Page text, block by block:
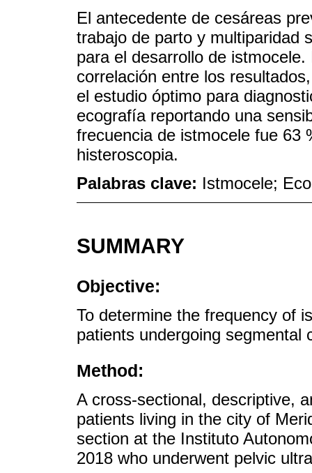
El antecedente de cesáreas
trabajo de parto y multiparidad
para el desarrollo de
correlación entre los
el estudio óptimo para
ecografía reportando una
frecuencia de istmocele fue 63
histeroscopia.
Palabras clave: Istmocele;
SUMMARY
Objective:
To determine the frequency of
patients undergoing segmental
Method:
A cross-sectional, descriptive,
patients living in the city of
section at the Instituto
2018 who underwent pelvic